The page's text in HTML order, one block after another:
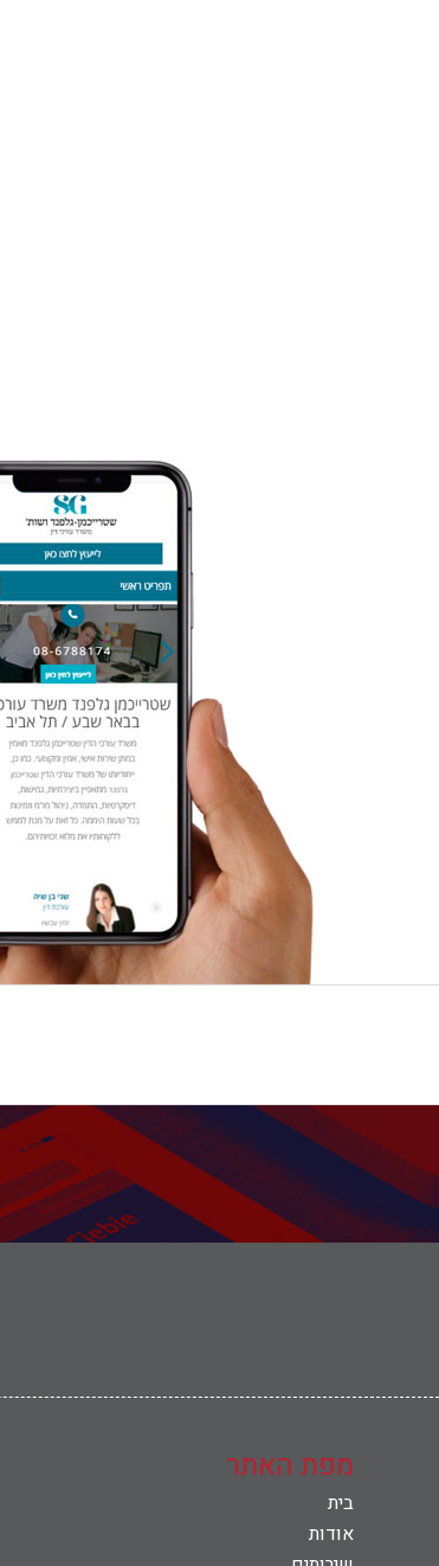
מפת האתר
בית
אודות